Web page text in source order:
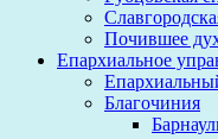
Почившее
Епархиальное
Благочиния